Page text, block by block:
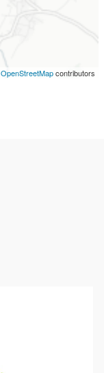
OpenStreetMapcontributors